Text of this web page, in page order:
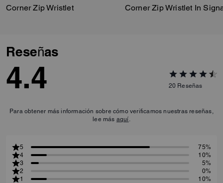
Corner Zip Wristlet
Reseñas
4.4 20 Reseñas
Para obtener más información sobre cómo verificamos nuestras reseñas,
lee más aquí
5
75%
4
10%
3
5%
2
0%
1
10%